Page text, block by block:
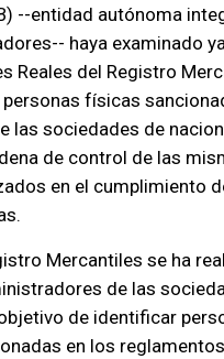
--entidad autónoma
haya examinado
Reales del Registro
físicas
las sociedades de
de control de las
en el cumplimiento
Mercantiles se ha
de las
de identificar
en los reglamentos